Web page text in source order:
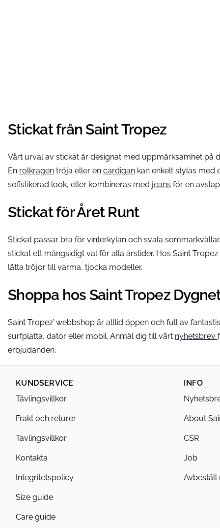
Stickat från Saint Tropez
Vårt urval av stickat är designat med uppmärksamhet på
En rolkragen tröja eller en cardigan kan enkelt stylas med
sofistikerad look, eller kombineras med jeans för en
Stickat för Året Runt
Stickat passar bra för vinterkylan och svala
stickat ett mångsidigt val för alla årstider. Hos Saint
lätta tröjor till varma, tjocka modeller.
Shoppa hos Saint Tropez
Saint Tropez’ webbshop är alltid öppen och full av
surfplatta, dator eller mobil. Anmäl dig till vårt nyhetsbrev
erbjudanden.
KUNDSERVICE
Tävlingsvillkor
Frakt och returer
Tavlingsvillkor
Kontakta
Integritetspolicy
Size guide
Care guide
INFO
About
CSR
Job
Avbeställ